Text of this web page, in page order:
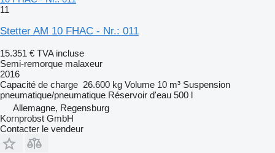
11
Stetter AM 10 FHAC - Nr.: 011
15.351 € TVA incluse
Semi-remorque malaxeur
2016
Capacité de charge 26.600 kg Volume 10 m³ Suspension
pneumatique/pneumatique Réservoir d'eau 500 l
Allemagne, Regensburg
Kornprobst GmbH
Contacter le vendeur